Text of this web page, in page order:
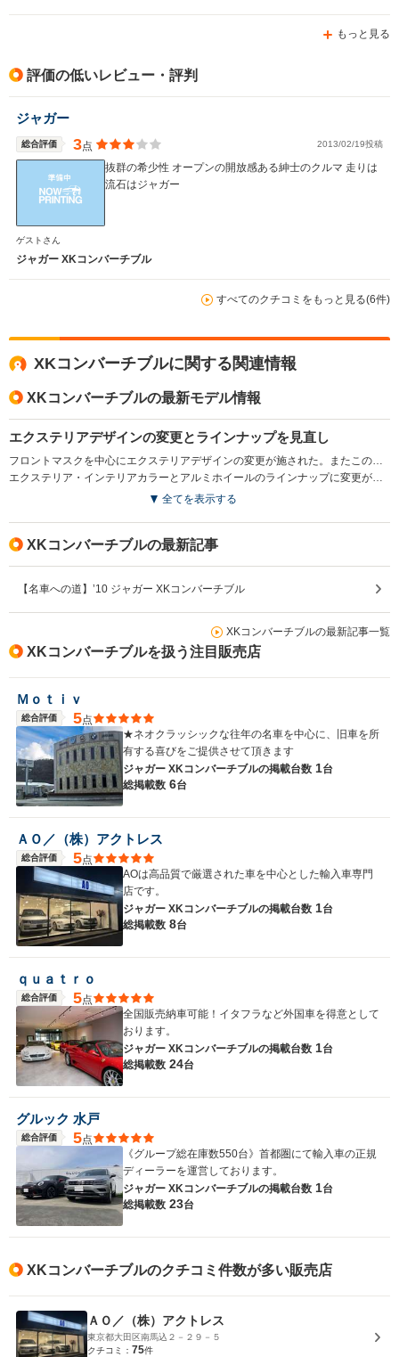
るデザインと内装のレトロな美しさその２つだけで、少な
たＢＭＷ７台やメルセデス２台とパワーで比較したらいけ
のヘッドライト（特に最近の車はＬＥＤが強い光で車高の
るべく車の少ないエリアを選んでドライブしてます。ジャ
ガーのディーラーの整備はイマイチなので信頼できるジャ
もっと見る
評価の低いレビュー・評判
ジャガー
総合評価 3点 2013/02/19投稿
抜群の希少性 オープンの開放感ある紳士のクルマ 走りは
流石はジャガー
ゲストさん
ジャガー XKコンバーチブル
すべてのクチコミをもっと見る(6件)
XKコンバーチブルに関する関連情報
XKコンバーチブルの最新モデル情報
エクステリアデザインの変更とラインナップを見直し
エクステリア・インテリアカラーとアルミホイールのラインナップに変更が加えられた(2012.6）
全てを表示する
XKコンバーチブルの最新記事
【名車への道】’10 ジャガー XKコンバーチブル
XKコンバーチブルの最新記事一覧
XKコンバーチブルを扱う注目販売店
Ｍｏｔｉｖ
総合評価 5点
★ネオクラッシックな往年の名車を中心に、旧車を所
有する喜びをご提供させて頂きます
ジャガー XKコンバーチブルの掲載台数 1台
総掲載数 6台
ＡＯ／（株）アクトレス
総合評価 5点
AOは高品質で厳選された車を中心とした輸入車専門
店です。
ジャガー XKコンバーチブルの掲載台数 1台
総掲載数 8台
ｑｕａｔｒｏ
総合評価 5点
全国販売納車可能！イタフラなど外国車を得意として
おります。
ジャガー XKコンバーチブルの掲載台数 1台
総掲載数 24台
グルック 水戸
総合評価 5点
《グループ総在庫数550台》首都圏にて輸入車の正規
ディーラーを運営しております。
ジャガー XKコンバーチブルの掲載台数 1台
総掲載数 23台
XKコンバーチブルのクチコミ件数が多い販売店
ＡＯ／（株）アクトレス
東京都大田区南馬込２－２９－５
クチコミ： 75件